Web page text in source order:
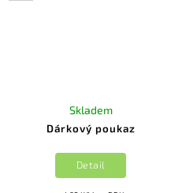
Dárkový poukaz
Skladem
Detail